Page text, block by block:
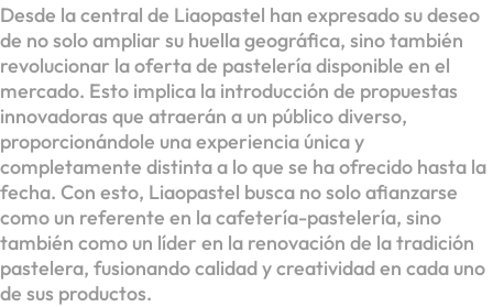
Desde la central de Liaopastel han expresado su deseo
de no solo ampliar su huella geográfica, sino también
revolucionar la oferta de pastelería disponible en el
mercado. Esto implica la introducción de propuestas
innovadoras que atraerán a un público diverso,
proporcionándole una experiencia única y
completamente distinta a lo que se ha ofrecido hasta la
fecha. Con esto, Liaopastel busca no solo afianzarse
como un referente en la cafetería-pastelería, sino
también como un líder en la renovación de la tradición
pastelera, fusionando calidad y creatividad en cada uno
de sus productos.